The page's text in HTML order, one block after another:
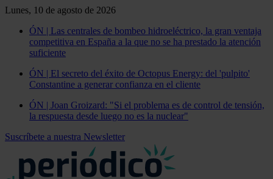
Lunes, 10 de agosto de 2026
ÓN | Las centrales de bombeo hidroeléctrico, la gran ventaja
competitiva en España a la que no se ha prestado la atención
suficiente
ÓN | El secreto del éxito de Octopus Energy: del 'pulpito'
Constantine a generar confianza en el cliente
ÓN | Joan Groizard: "Si el problema es de control de tensión,
la respuesta desde luego no es la nuclear"
Suscríbete a nuestra Newsletter